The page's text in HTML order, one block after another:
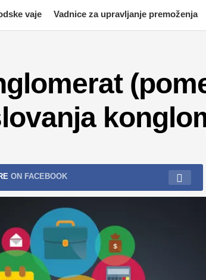
vaje Vadnice za upravljanje premoženja
ON FACEBOOK